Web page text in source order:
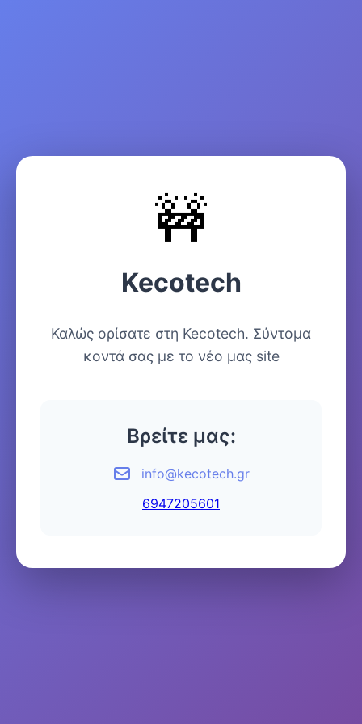
🚧
Kecotech
Καλώς ορίσατε στη Kecotech. Σύντομα
κοντά σας με το νέο μας site
Βρείτε μας:
info@kecotech.gr
6947205601